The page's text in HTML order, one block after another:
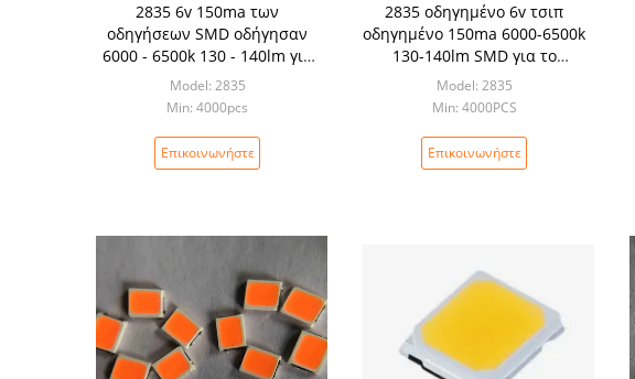
2835 6v 150ma των
οδηγήσεων SMD οδήγησαν
6000 - 6500k 130 - 140lm για
τον ανώτατο λαμπτήρα
Model: 2835
Min: 4000pcs
Επικοινωνήστε
2835 οδηγημένο 6v τσιπ
οδηγημένο 150ma 6000-6500k
130-140lm SMD για το
λαμπτήρα βολβών
Model: 2835
Min: 4000PCS
Επικοινωνήστε